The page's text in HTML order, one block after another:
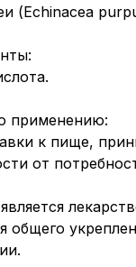
(Echinacea
применению:
к пище,
от
общего